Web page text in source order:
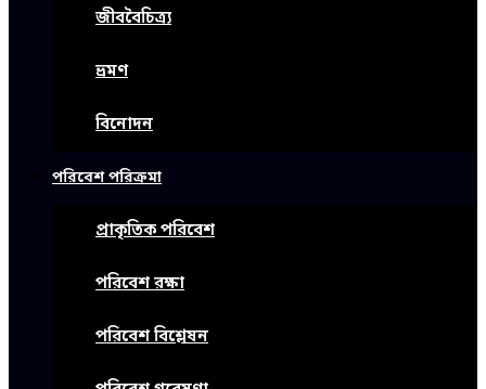
জীববৈচিত্র্য
ভ্রমণ
বিনোদন
পরিবেশ পরিক্রমা
প্রাকৃতিক পরিবেশ
পরিবেশ রক্ষা
পরিবেশ বিশ্লেষন